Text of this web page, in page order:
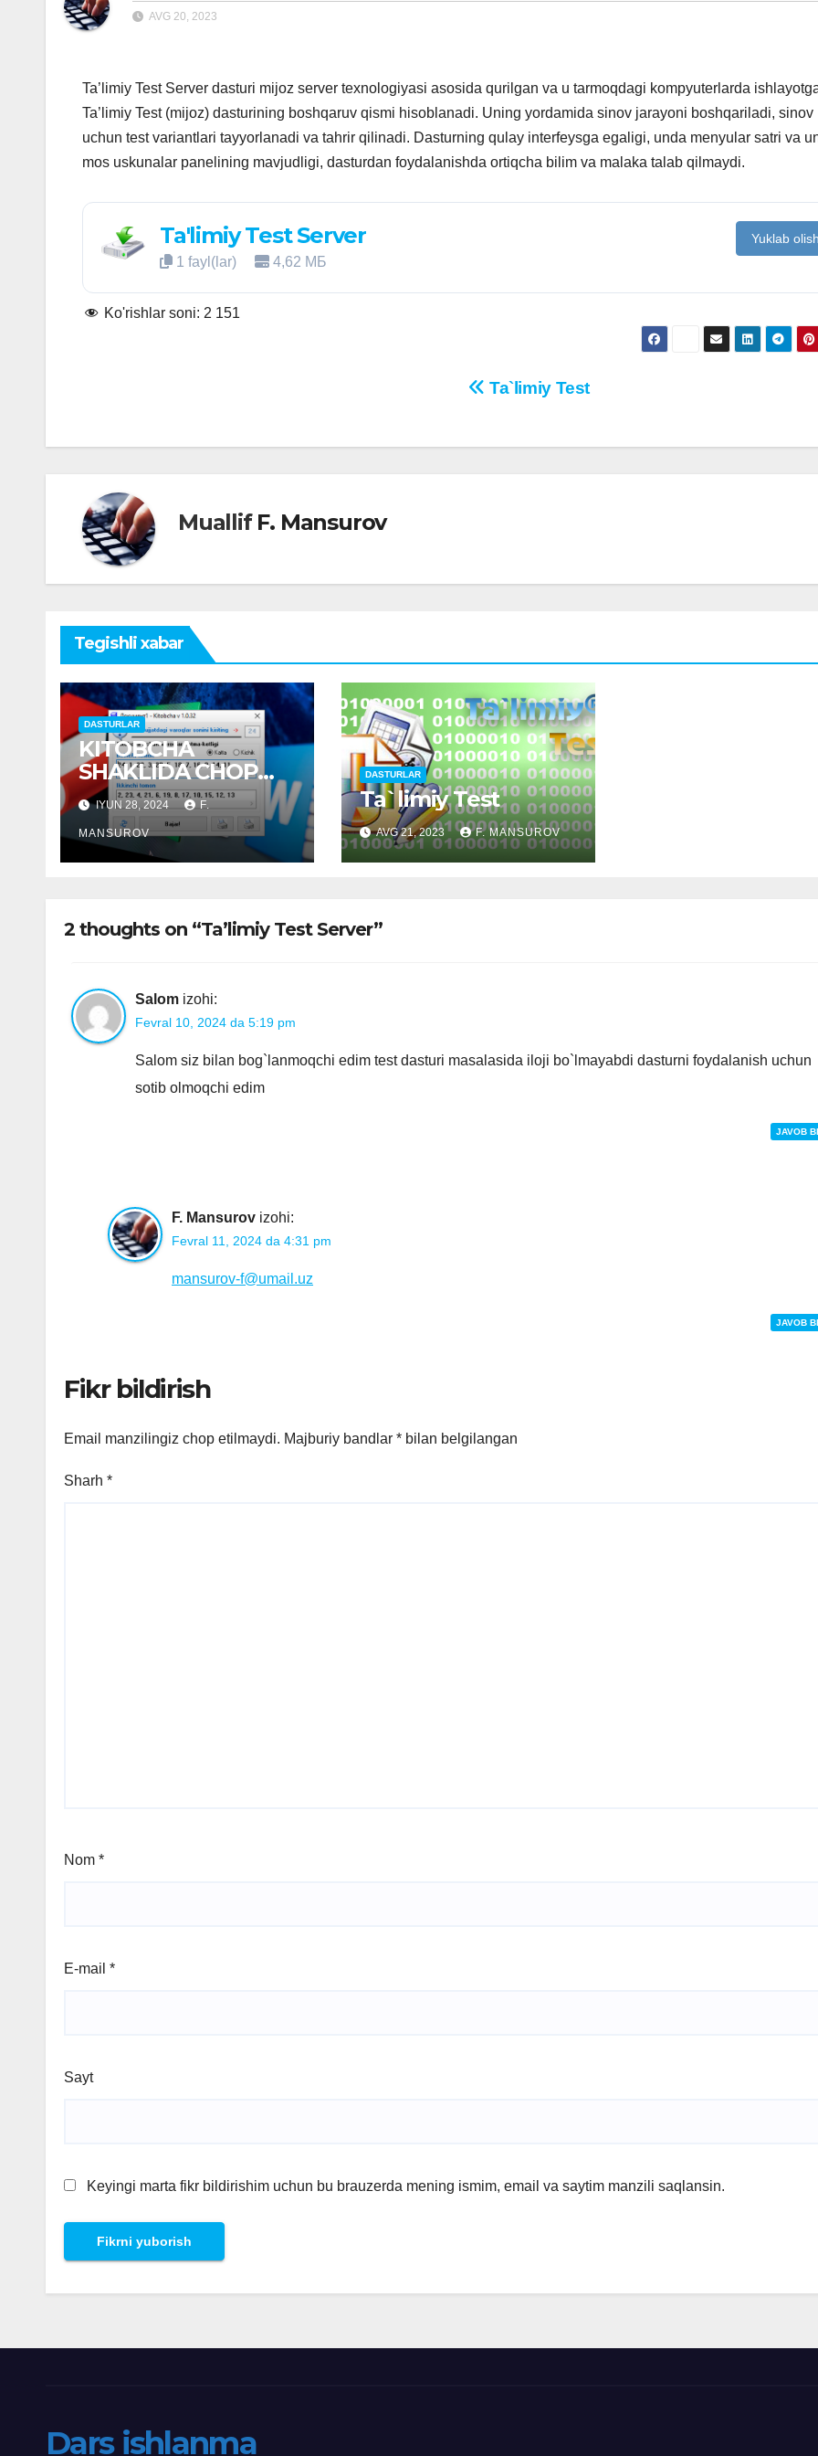
AVG 20, 2023
Ta’limiy Test Server dasturi mijoz server texnologiyasi asosida qurilgan va u tarmoqdagi kompyuterlarda
Ta’limiy Test (mijoz) dasturining boshqaruv qismi hisoblanadi. Uning yordamida sinov jarayoni boshqariladi, sinov
uchun test variantlari tayyorlanadi va tahrir qilinadi. Dasturning qulay interfeysga egaligi, unda menyular satri va
mos uskunalar panelining mavjudligi, dasturdan foydalanishda ortiqcha bilim va malaka talab qilmaydi.
Ta'limiy Test Server
1 fayl(lar) 4,62 МБ
Yuklab olish
Ko'rishlar soni: 2 151
Ta`limiy Test
Muallif F. Mansurov
Tegishli xabar
DASTURLAR
KITOBCHA
SHAKLIDA CHOP
ETISH
IYUN 28, 2024 F.
MANSUROV
DASTURLAR
Ta`limiy Test
AVG 21, 2023 F. MANSUROV
2 thoughts on “Ta’limiy Test Server”
Salom izohi:
Fevral 10, 2024 da 5:19 pm
Salom siz bilan bog`lanmoqchi edim test dasturi masalasida iloji bo`lmayabdi dasturni foydalanish uchun
sotib olmoqchi edim
JAVOB
F. Mansurov izohi:
Fevral 11, 2024 da 4:31 pm
mansurov-f@umail.uz
JAVOB
Fikr bildirish
Email manzilingiz chop etilmaydi. Majburiy bandlar * bilan belgilangan
Sharh *
Nom *
E-mail *
Sayt
Keyingi marta fikr bildirishim uchun bu brauzerda mening ismim, email va saytim manzili saqlansin.
Dars ishlanma